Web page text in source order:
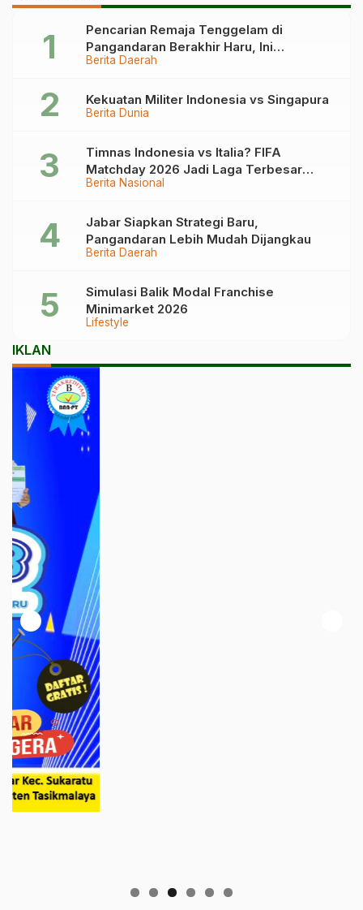
Berita Daerah
Pencarian Remaja Tenggelam di
Pangandaran Berakhir Haru, Ini
Kronologinya
Berita Dunia
Kekuatan Militer Indonesia vs Singapura
Berita Nasional
Timnas Indonesia vs Italia? FIFA
Matchday 2026 Jadi Laga Terbesar
Garuda!
Berita Daerah
Jabar Siapkan Strategi Baru,
Pangandaran Lebih Mudah Dijangkau
Lifestyle
Simulasi Balik Modal Franchise
Minimarket 2026
IKLAN